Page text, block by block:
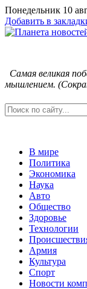
Понедельник 10
Добавить в
Самая великая
мышлением.
В мире
Политика
Экономика
Наука
Авто
Общество
Здоровье
Технологии
Армия
Культура
Спорт
Новости